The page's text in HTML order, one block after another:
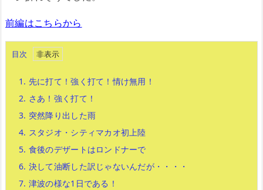
前編はこちらから
目次
1. 先に打て！強く打て！情け無用！
2. さあ！強く打て！
3. 突然降り出した雨
4. スタジオ・シティマカオ初上陸
5. 食後のデザートはロンドナーで
6. 決して油断した訳じゃないんだが・・・・
7. 津波の様な1日である！